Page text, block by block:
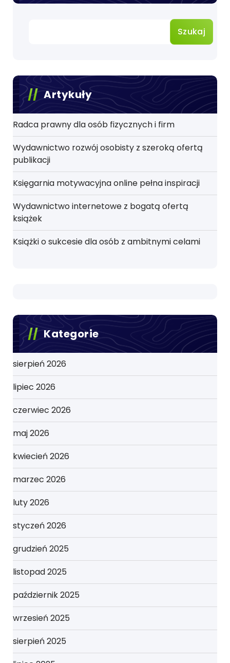
Szukaj
Artykuły
Radca prawny dla osób fizycznych i firm
Wydawnictwo rozwój osobisty z szeroką ofertą
publikacji
Księgarnia motywacyjna online pełna inspiracji
Wydawnictwo internetowe z bogatą ofertą
książek
Książki o sukcesie dla osób z ambitnymi celami
Kategorie
sierpień 2026
lipiec 2026
czerwiec 2026
maj 2026
kwiecień 2026
marzec 2026
luty 2026
styczeń 2026
grudzień 2025
listopad 2025
październik 2025
wrzesień 2025
sierpień 2025